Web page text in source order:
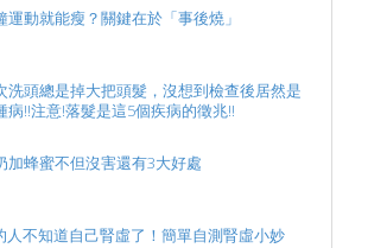
運動就能瘦？關鍵在於「事後燒」
洗頭總是掉大把頭髮，沒想到檢查後居然是
病!!注意!落髮是這5個疾病的徵兆!!
加蜂蜜不但沒害還有3大好處
人不知道自己腎虛了！簡單自測腎虛小妙